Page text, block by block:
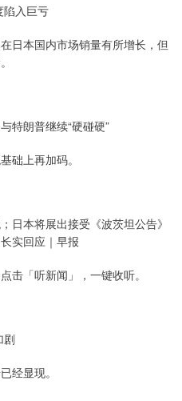
陷入巨亏
日本国内市场销量有所增长，但
特朗普继续“硬碰硬”
础上再加码。
日本将展出接受《波茨坦公告》
实回应｜早报
击「听新闻」，一键收听。
剧
经显现。